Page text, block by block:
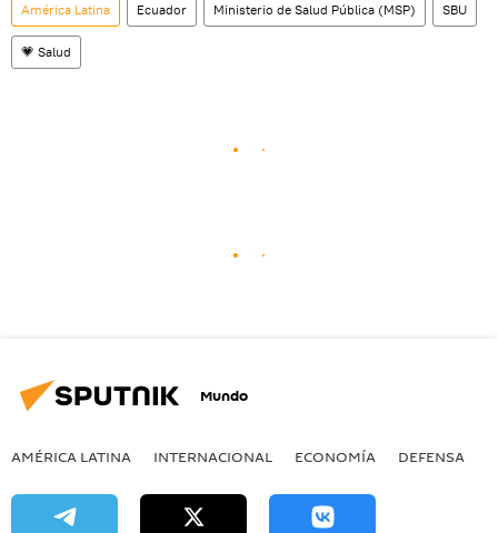
América Latina Ecuador Ministerio de Salud Pública (MSP) SBU
💗 Salud
Mundo
AMÉRICA LATINA INTERNACIONAL ECONOMÍA DEFENSA